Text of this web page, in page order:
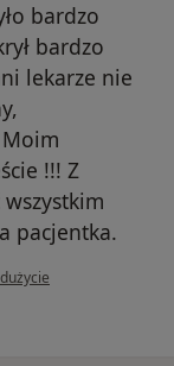
bardzo
bardzo
lekarze nie
Moim
!!! Z
pacjentka.
Pacjent